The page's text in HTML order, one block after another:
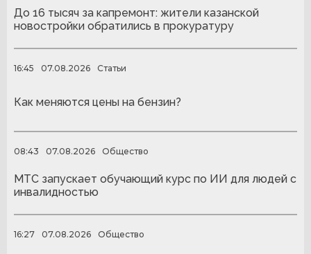
До 16 тысяч за капремонт: жители казанской
новостройки обратились в прокуратуру
16:45 07.08.2026 Статьи
Как меняются цены на бензин?
08:43 07.08.2026 Общество
МТС запускает обучающий курс по ИИ для людей с
инвалидностью
16:27 07.08.2026 Общество